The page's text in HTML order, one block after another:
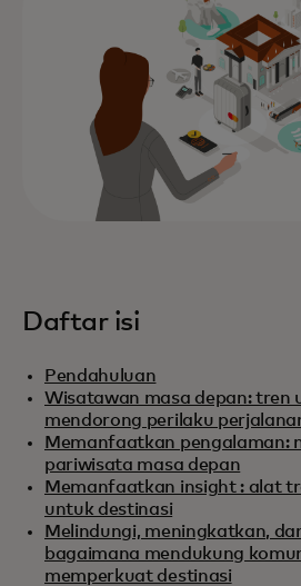
Daftar isi
Pendahuluan
Wisatawan masa depan: tren
mendorong perilaku
Memanfaatkan pengalaman:
pariwisata masa depan
Memanfaatkan insight : alat
untuk destinasi
Melindungi, meningkatkan,
bagaimana mendukung
memperkuat destinasi